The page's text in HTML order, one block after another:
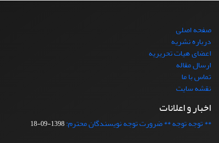
صفحه اصلی
درباره نشریه
اعضای هیات تحریریه
ارسال مقاله
تماس با ما
نقشه سایت
اخبار و اعلانات
** توجه توجه ** ضرورت توجه نویسندگان محترم:1398-09-18